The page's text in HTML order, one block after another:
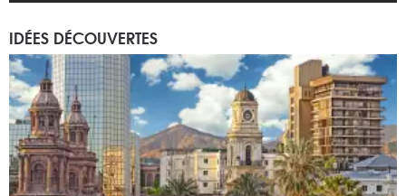
IDÉES DÉCOUVERTES